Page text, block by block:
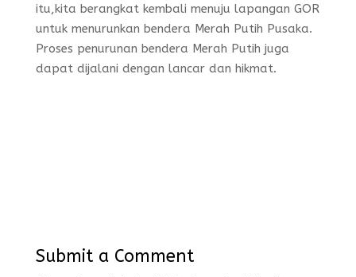
itu,kita berangkat kembali menuju lapangan GOR
untuk menurunkan bendera Merah Putih Pusaka.
Proses penurunan bendera Merah Putih juga
dapat dijalani dengan lancar dan hikmat.
Submit a Comment